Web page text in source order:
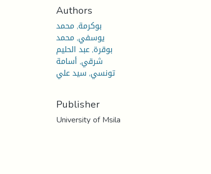
Authors
بوكرمة, محمد
يوسفي, محمد
بوقرة, عبد الحليم
شرقي, أسامة
تونسي, سيد علي
Publisher
University of Msila